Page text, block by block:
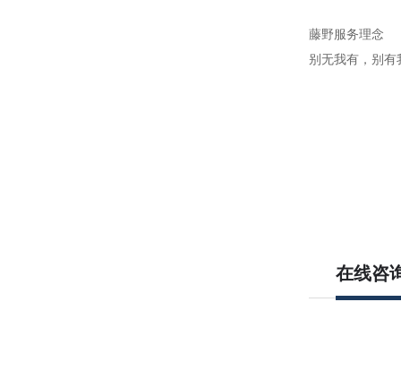
藤野服务理念
别无我有，别
在线咨